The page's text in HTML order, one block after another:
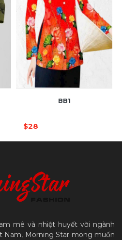
BB1
$28
mê và nhiệt huyết vời ngành
Nam, Morning Star mong muốn